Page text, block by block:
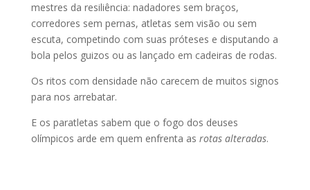
mestres da resiliência: nadadores sem braços,
corredores sem pernas, atletas sem visão ou sem
escuta, competindo com suas próteses e disputando a
bola pelos guizos ou as lançado em cadeiras de rodas.
Os ritos com densidade não carecem de muitos signos
para nos arrebatar.
E os paratletas sabem que o fogo dos deuses
olímpicos arde em quem enfrenta as rotas alteradas.